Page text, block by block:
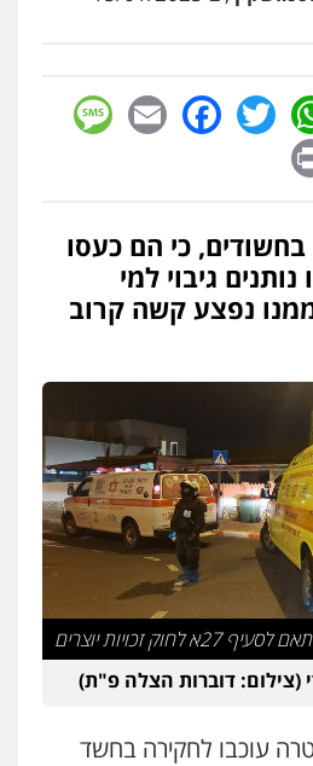
קריטי
אלימות סמים מעצרים
– עורכי דין
צווארון לבן תעבורה
אסירים מעצרים וחקירות
ארבל
חמורה
דוק
מין סמים והימורים פשיעה
חקירות ומעצרים צווארון לבן והונאה
גורביץ – לוי
פשיעה חמורה מעצרים
צבאי תעבורה
WhatsApp
Twitter
Facebook
Email
כי הם כעסו
גיבוי למי
נפצע קשה קרוב
זכויות יוצרים
(צילום: דוברות הצלה פ"ת)
עוכבו לחקירה בחשד